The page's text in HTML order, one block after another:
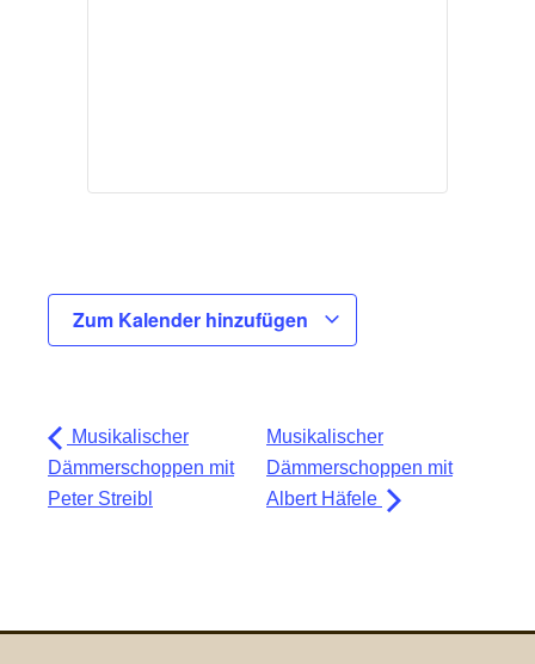
Zum Kalender hinzufügen
Musikalischer
Dämmerschoppen mit
Peter Streibl
Musikalischer
Dämmerschoppen mit
Albert Häfele